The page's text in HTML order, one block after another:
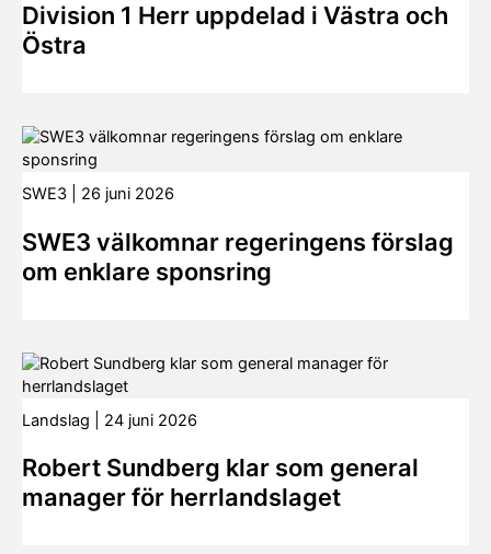
Division 1 Herr uppdelad i Västra och
Östra
SWE3 26 juni 2026
SWE3 välkomnar regeringens förslag
om enklare sponsring
Landslag 24 juni 2026
Robert Sundberg klar som general
manager för herrlandslaget